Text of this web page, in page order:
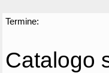
Termine:
Catalogo